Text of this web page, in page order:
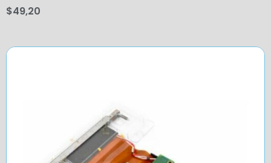
$49,20